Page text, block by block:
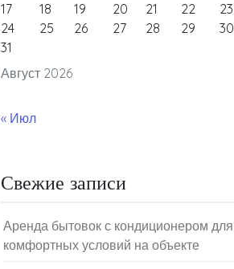
Август 2026
17
18 19 20 21 22
23
24
25 26 27 28 29
30
31
« Июл
Свежие записи
Аренда бытовок с кондиционером для
комфортных условий на объекте